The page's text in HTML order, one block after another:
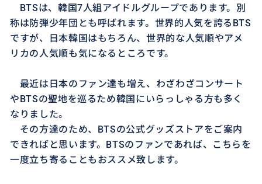
BTSは、韓国7人組アイドルグループであります。別
称は防弾少年団とも呼ばれます。世界的人気を誇るBTS
ですが、日本韓国はもちろん、世界的な人気順やアメ
リカの人気順も気になるところです。
最近は日本のファン達も増え、わざわざコンサート
やBTSの聖地を巡るため韓国にいらっしゃる方も多く
なりました。
その方達のため、BTSの公式グッズストアをご案内
できればと思います。BTSのファンであれば、こちらを
一度立ち寄ることもおススメ致します。